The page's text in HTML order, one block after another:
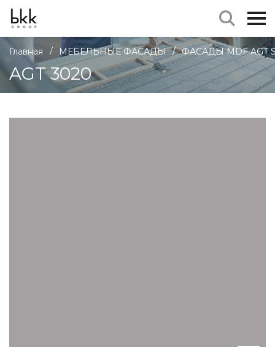
Главная / МЕБЕЛЬНЫЕ ФАСАДЫ / ФАСАДЫ MDF AGT
AGT 3020